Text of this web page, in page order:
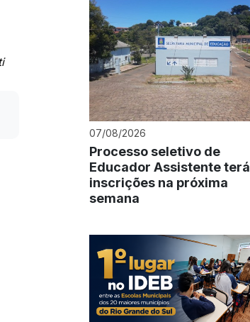
07/08/2026
Processo seletivo de
Educador Assistente terá
inscrições na próxima
semana